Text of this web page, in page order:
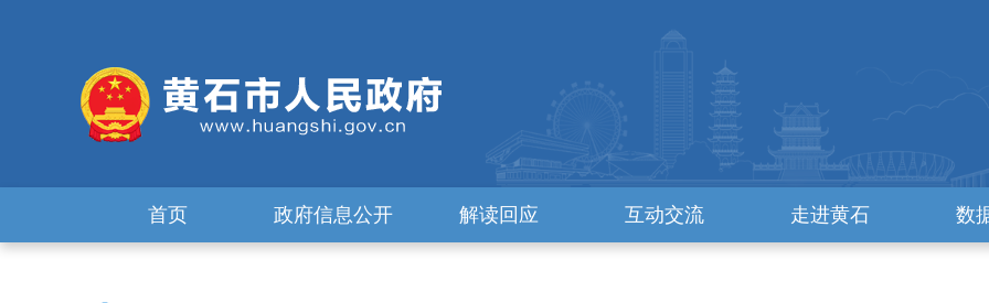
首页 政府信息公开 解读回应 互动交流 走进黄石 数